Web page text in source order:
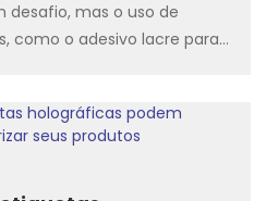
desafio, mas o uso de
como o adesivo lacre para